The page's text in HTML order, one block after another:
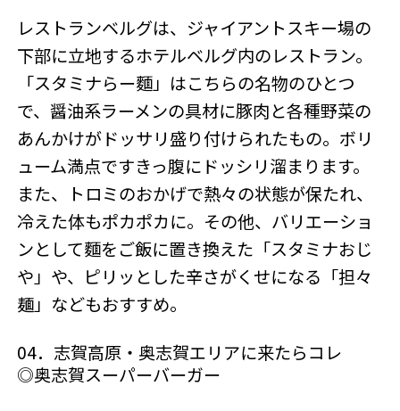
レストランベルグは、ジャイアントスキー場の
下部に立地するホテルベルグ内のレストラン。
「スタミナらー麵」はこちらの名物のひとつ
で、醤油系ラーメンの具材に豚肉と各種野菜の
あんかけがドッサリ盛り付けられたもの。ボリ
ューム満点ですきっ腹にドッシリ溜まります。
また、トロミのおかげで熱々の状態が保たれ、
冷えた体もポカポカに。その他、バリエーショ
ンとして麵をご飯に置き換えた「スタミナおじ
や」や、ピリッとした辛さがくせになる「担々
麺」などもおすすめ。
04．志賀高原・奥志賀エリアに来たらコレ
◎奥志賀スーパーバーガー